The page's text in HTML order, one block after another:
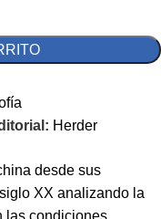
Herder
desde sus
XX analizando la
las condiciones